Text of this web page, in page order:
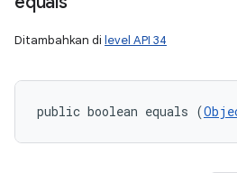
Ditambahkan di level API 34
public boolean equals (